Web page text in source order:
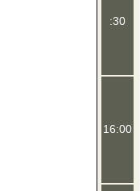
:30
16:00